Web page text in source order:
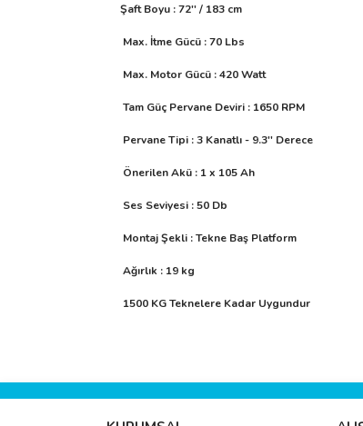
Şaft Boyu : 72'' / 183 cm
Max. İtme Gücü : 70 Lbs
Max. Motor Gücü : 420 Watt
Tam Güç Pervane Deviri : 1650 RPM
Pervane Tipi : 3 Kanatlı - 9.3'' Derece
Önerilen Akü : 1 x 105 Ah
Ses Seviyesi : 50 Db
Montaj Şekli : Tekne Baş Platform
Ağırlık : 19 kg
1500 KG Teknelere Kadar Uygundur